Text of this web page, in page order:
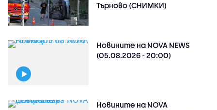
Търново (СНИМКИ)
Новините на NOVA NEWS
(05.08.2026 - 20:00)
Новините на NOVA